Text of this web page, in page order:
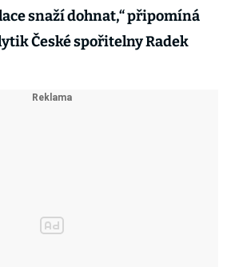
snaží dohnat,“ připomíná
České spořitelny Radek